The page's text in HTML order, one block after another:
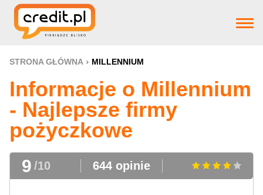
Strona główna
Pożyczki
Produkty bankowe
Firm pożyczkowye
STRONA GŁÓWNA MILLENNIUM
Informacje o Millennium
- Najlepsze firmy
pożyczkowe
9 /10 644 opinie